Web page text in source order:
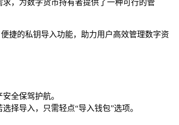
，为数字货币持有者提供了一种可行的管
捷的私钥导入功能，助力用户高效管理数字资
全保驾护航。
择导入，只需轻点“导入钱包”选项。